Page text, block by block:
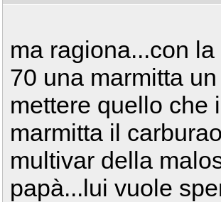
ma ragiona...con
70 una marmitta
mettere quello che
marmitta il
multivar della
papà...lui vuole